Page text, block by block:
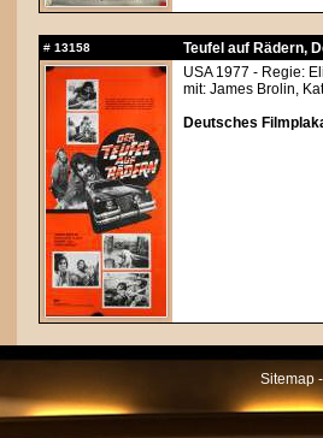
# 13158
Teufel auf Rädern,
USA 1977 - Regie:
mit: James Brolin,
Deutsches
Sitemap